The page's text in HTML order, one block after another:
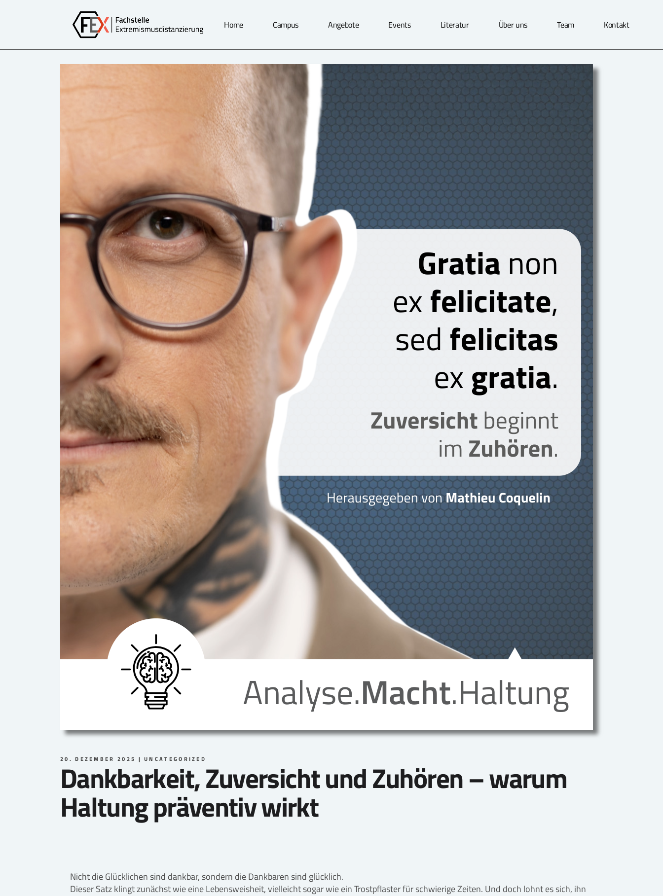
Home Campus Angebote Events Literatur Über uns Team Kontakt
20. DEZEMBER 2025 UNCATEGORIZED
Dankbarkeit, Zuversicht und Zuhören – warum
Haltung präventiv wirkt
Nicht die Glücklichen sind dankbar, sondern die Dankbaren sind glücklich.
Dieser Satz klingt zunächst wie eine Lebensweisheit, vielleicht sogar wie ein Trostpflaster für schwierige Zeiten. Und doch lohnt es sich, ihn